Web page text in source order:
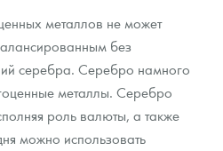
из драгметаллов
золота, серебра, платины на
цен
металлов не может
без
серебра. Серебро намного
металлы. Серебро
роль валюты, а также
можно использовать